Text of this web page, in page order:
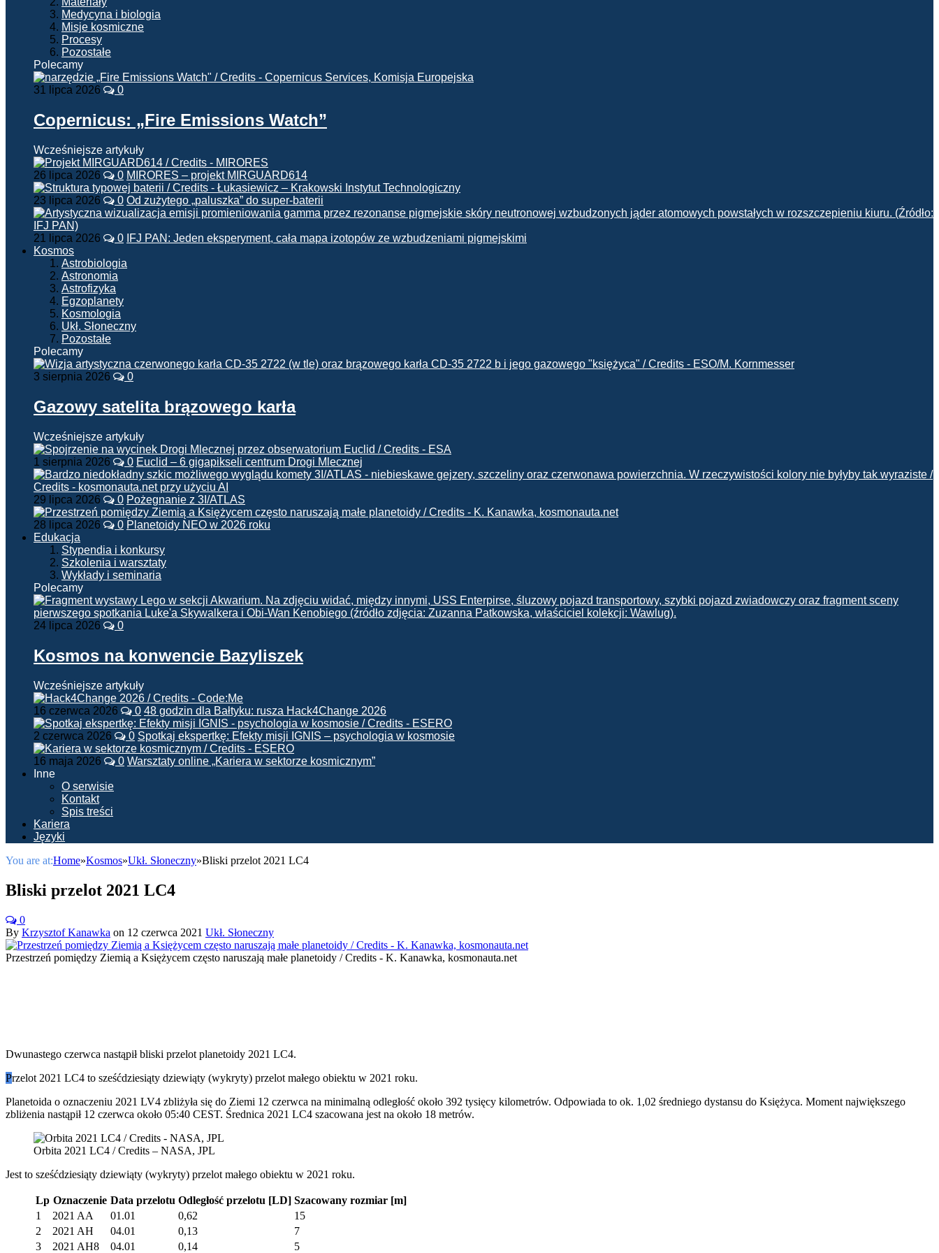
Medycyna i biologia
Misje kosmiczne
Procesy
Pozostałe
Polecamy
31 lipca 2026 0
Copernicus: „Fire Emissions Watch”
Wcześniejsze artykuły
26 lipca 2026 0 MIRORES – projekt MIRGUARD614
23 lipca 2026 0 Od zużytego „paluszka” do super-baterii
21 lipca 2026 0 IFJ PAN: Jeden eksperyment, cała mapa izotopów ze wzbudzeniami pigmejskimi
Kosmos
Astrobiologia
Astronomia
Astrofizyka
Egzoplanety
Kosmologia
Ukł. Słoneczny
Pozostałe
Polecamy
3 sierpnia 2026 0
Gazowy satelita brązowego karła
Wcześniejsze artykuły
1 sierpnia 2026 0 Euclid – 6 gigapikseli centrum Drogi Mlecznej
29 lipca 2026 0 Pożegnanie z 3I/ATLAS
28 lipca 2026 0 Planetoidy NEO w 2026 roku
Edukacja
Stypendia i konkursy
Szkolenia i warsztaty
Wykłady i seminaria
Polecamy
24 lipca 2026 0
Kosmos na konwencie Bazyliszek
Wcześniejsze artykuły
16 czerwca 2026 0 48 godzin dla Bałtyku: rusza Hack4Change 2026
2 czerwca 2026 0 Spotkaj ekspertkę: Efekty misji IGNIS – psychologia w kosmosie
16 maja 2026 0 Warsztaty online „Kariera w sektorze kosmicznym”
Inne
O serwisie
Kontakt
Spis treści
Kariera
Języki
You are at:Home»Kosmos»Ukł. Słoneczny»Bliski przelot 2021 LC4
Bliski przelot 2021 LC4
0
By Krzysztof Kanawka on 12 czerwca 2021 Ukł. Słoneczny
Przestrzeń pomiędzy Ziemią a Księżycem często naruszają małe planetoidy / Credits - K. Kanawka, kosmonauta.net
Dwunastego czerwca nastąpił bliski przelot planetoidy 2021 LC4.
Przelot 2021 LC4 to sześćdziesiąty dziewiąty (wykryty) przelot małego obiektu w 2021 roku.
Planetoida o oznaczeniu 2021 LV4 zbliżyła się do Ziemi 12 czerwca na minimalną odległość około 392 tysięcy kilometrów. Odpowiada to ok. 1,02 średniego dystansu do Księżyca. Moment największego
zbliżenia nastąpił 12 czerwca około 05:40 CEST. Średnica 2021 LC4 szacowana jest na około 18 metrów.
Orbita 2021 LC4 / Credits – NASA, JPL
Jest to sześćdziesiąty dziewiąty (wykryty) przelot małego obiektu w 2021 roku.
Lp Oznaczenie Data przelotu Odległość przelotu [LD] Szacowany rozmiar [m]
1
2021 AA 01.01 0,62
15
2
2021 AH 04.01 0,13
7
3
2021 AH8 04.01 0,14 5